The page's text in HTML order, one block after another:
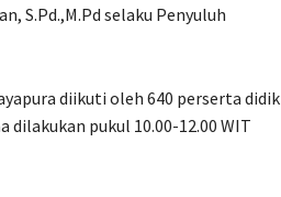
S.Pd.,M.Pd selaku Penyuluh
diikuti oleh 640 perserta didik
dilakukan pukul 10.00-12.00 WIT